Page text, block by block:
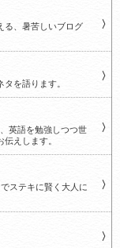
る、暑苦しいブログ
を語ります。
英語を勉強しつつ世
えします。
ステキに賢く大人に